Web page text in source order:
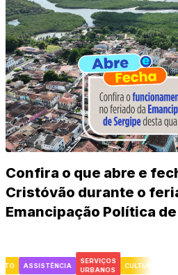
Confira o que abre e
Cristóvão durante o
Emancipação Política
ASSISTÊNCIA
SERVIÇOS
URBANOS
CULTURA